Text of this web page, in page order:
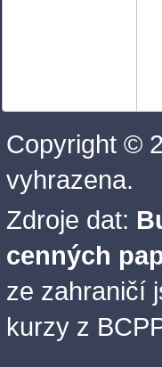
Copyright ©
vyhrazena.
Zdroje dat:
cenných
ze zahraničí
kurzy z